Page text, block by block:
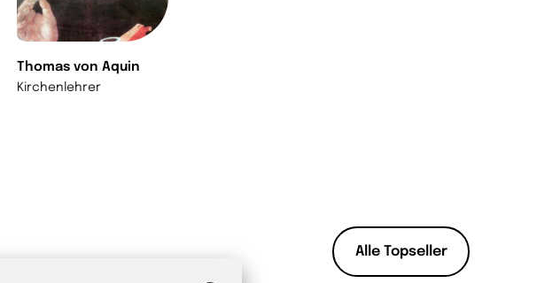
Thomas von Aquin
Kirchenlehrer
Alle Topseller